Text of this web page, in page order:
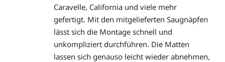
Caravelle, California und viele mehr
gefertigt. Mit den mitgelieferten Saugnäpfen
lässt sich die Montage schnell und
unkompliziert durchführen. Die Matten
lassen sich genauso leicht wieder abnehmen,